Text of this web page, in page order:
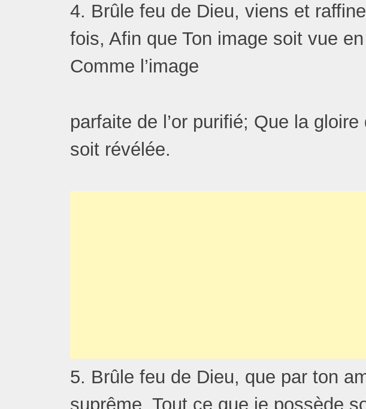
4. Brûle feu de Dieu, viens et
fois, Afin que Ton image soit vue
Comme l’image
parfaite de l’or purifié; Que la
soit révélée.
5. Brûle feu de Dieu, que par ton
suprême, Tout ce que je possède